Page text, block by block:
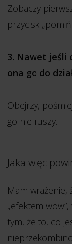
Zobaczy
przycisk
3. Nawet jeśli
ona go do
Obejrzy,
go nie ruszy.
Jaka więc
Mam wrażenie,
„efektem
tym, że to, co